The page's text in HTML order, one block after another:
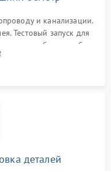
и канализации.
Тестовый запуск для
или сбоев в работе
деталей